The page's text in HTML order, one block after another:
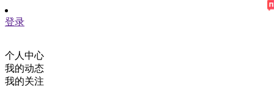
登录
个人中心
我的动态
我的关注